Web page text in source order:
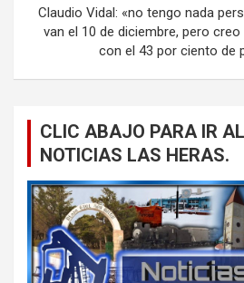
Claudio Vidal: «no tengo nada
van el 10 de diciembre, pero
con el 43 por ciento de
CLIC ABAJO PARA IR
NOTICIAS LAS HERAS.